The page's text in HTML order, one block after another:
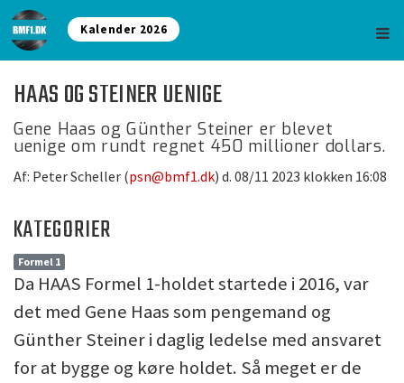
Kalender 2026
HAAS OG STEINER UENIGE
Gene Haas og Günther Steiner er blevet
uenige om rundt regnet 450 millioner dollars.
Af: Peter Scheller (psn@bmf1.dk) d. 08/11 2023 klokken 16:08
KATEGORIER
Formel 1
Da HAAS Formel 1-holdet startede i 2016, var
det med Gene Haas som pengemand og
Günther Steiner i daglig ledelse med ansvaret
for at bygge og køre holdet. Så meget er de